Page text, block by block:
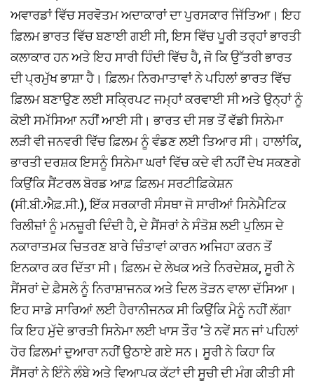
ਅਵਾਰਡਾਂ ਵਿੱਚ ਸਰਵੋਤਮ ਅਦਾਕਾਰਾਂ ਦਾ ਪੁਰਸਕਾਰ ਜਿੱਤਿਆ। ਇਹ
ਫ਼ਿਲਮ ਭਾਰਤ ਵਿੱਚ ਬਣਾਈ ਗਈ ਸੀ, ਇਸ ਵਿੱਚ ਪੂਰੀ ਤਰ੍ਹਾਂ ਭਾਰਤੀ
ਕਲਾਕਾਰ ਹਨ ਅਤੇ ਇਹ ਸਾਰੀ ਹਿੰਦੀ ਵਿੱਚ ਹੈ, ਜੋ ਕਿ ਉੱਤਰੀ ਭਾਰਤ
ਦੀ ਪ੍ਰਮੁੱਖ ਭਾਸ਼ਾ ਹੈ। ਫ਼ਿਲਮ ਨਿਰਮਾਤਾਵਾਂ ਨੇ ਪਹਿਲਾਂ ਭਾਰਤ ਵਿੱਚ
ਫ਼ਿਲਮ ਬਣਾਉਣ ਲਈ ਸਕ੍ਰਿਪਟ ਜਮ੍ਹਾਂ ਕਰਵਾਈ ਸੀ ਅਤੇ ਉਨ੍ਹਾਂ ਨੂੰ
ਕੋਈ ਸਮੱਸਿਆ ਨਹੀਂ ਆਈ ਸੀ। ਭਾਰਤ ਦੀ ਸਭ ਤੋਂ ਵੱਡੀ ਸਿਨੇਮਾ
ਲੜੀ ਵੀ ਜਨਵਰੀ ਵਿੱਚ ਫ਼ਿਲਮ ਨੂੰ ਵੰਡਣ ਲਈ ਤਿਆਰ ਸੀ। ਹਾਲਾਂਕਿ,
ਭਾਰਤੀ ਦਰਸ਼ਕ ਇਸਨੂੰ ਸਿਨੇਮਾ ਘਰਾਂ ਵਿੱਚ ਕਦੇ ਵੀ ਨਹੀਂ ਦੇਖ ਸਕਣਗੇ
ਕਿਉਂਕਿ ਸੈਂਟਰਲ ਬੋਰਡ ਆਫ਼ ਫ਼ਿਲਮ ਸਰਟੀਫ਼ਿਕੇਸ਼ਨ
(ਸੀ.ਬੀ.ਐਫ਼.ਸੀ.), ਇੱਕ ਸਰਕਾਰੀ ਸੰਸਥਾ ਜੋ ਸਾਰੀਆਂ ਸਿਨੇਮੈਟਿਕ
ਰਿਲੀਜ਼ਾਂ ਨੂੰ ਮਨਜ਼ੂਰੀ ਦਿੰਦੀ ਹੈ, ਦੇ ਸੈਂਸਰਾਂ ਨੇ ਸੰਤੋਸ਼ ਲਈ ਪੁਲਿਸ ਦੇ
ਨਕਾਰਾਤਮਕ ਚਿਤਰਣ ਬਾਰੇ ਚਿੰਤਾਵਾਂ ਕਾਰਨ ਅਜਿਹਾ ਕਰਨ ਤੋਂ
ਇਨਕਾਰ ਕਰ ਦਿੱਤਾ ਸੀ। ਫ਼ਿਲਮ ਦੇ ਲੇਖਕ ਅਤੇ ਨਿਰਦੇਸ਼ਕ, ਸੂਰੀ ਨੇ
ਸੈਂਸਰਾਂ ਦੇ ਫ਼ੈਸਲੇ ਨੂੰ ਨਿਰਾਸ਼ਾਜਨਕ ਅਤੇ ਦਿਲ ਤੋੜਨ ਵਾਲਾ ਦੱਸਿਆ।
ਇਹ ਸਾਡੇ ਸਾਰਿਆਂ ਲਈ ਹੈਰਾਨੀਜਨਕ ਸੀ ਕਿਉਂਕਿ ਮੈਨੂੰ ਨਹੀਂ ਲੱਗਾ
ਕਿ ਇਹ ਮੁੱਦੇ ਭਾਰਤੀ ਸਿਨੇਮਾ ਲਈ ਖਾਸ ਤੌਰ ’ਤੇ ਨਵੇਂ ਸਨ ਜਾਂ ਪਹਿਲਾਂ
ਹੋਰ ਫ਼ਿਲਮਾਂ ਦੁਆਰਾ ਨਹੀਂ ਉਠਾਏ ਗਏ ਸਨ। ਸੂਰੀ ਨੇ ਕਿਹਾ ਕਿ
ਸੈਂਸਰਾਂ ਨੇ ਇੰਨੇ ਲੰਬੇ ਅਤੇ ਵਿਆਪਕ ਕੱਟਾਂ ਦੀ ਸੂਚੀ ਦੀ ਮੰਗ ਕੀਤੀ ਸੀ